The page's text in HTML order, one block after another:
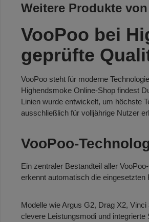
Weitere Produkte
VooPoo bei
geprüfte
VooPoo steht für moderne
Highendsmoke Online-Shop findest
Linien wurde entwickelt, um höchste
ausschließlich für volljährige Nutzer
VooPoo-
Ein zentraler Bestandteil aller
erkennt automatisch die
Modelle wie Argus G2, Drag X2,
clevere Leistungsmodi und